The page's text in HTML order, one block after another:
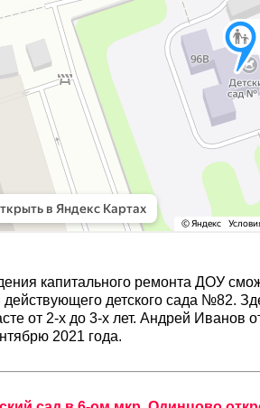
капитального ремонта ДОУ
детского сада №82.
от 2-х до 3-х лет. Андрей
2021 года.